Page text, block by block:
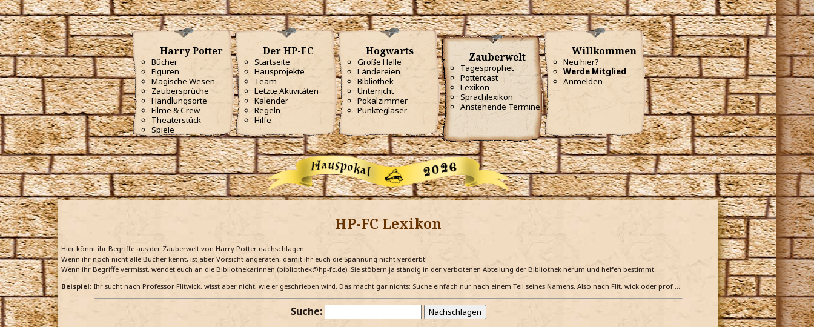
Harry Potter
Bücher
Figuren
Magische Wesen
Zaubersprüche
Handlungsorte
Filme & Crew
Theaterstück
Spiele
Der HP-FC
Startseite
Hausprojekte
Team
Letzte Aktivitäten
Kalender
Regeln
Hilfe
Hogwarts
Große Halle
Ländereien
Bibliothek
Unterricht
Pokalzimmer
Punktegläser
Zauberwelt
Tagesprophet
Pottercast
Lexikon
Sprachlexikon
Anstehende Termine
Willkommen
Neu hier?
Werde Mitglied
Anmelden
HP-FC Lexikon
Hier könnt ihr Begriffe aus der Zauberwelt von Harry Potter nachschlagen.
Wenn ihr noch nicht alle Bücher kennt, ist aber Vorsicht angeraten, damit ihr euch die Spannung nicht verderbt!
Wenn ihr Begriffe vermisst, wendet euch an die Bibliothekarinnen (bibliothek@hp-fc.de). Sie stöbern ja ständig in der verbotenen Abteilung der Bibliothek herum und helfen bestimmt.
Beispiel: Ihr sucht nach Professor Flitwick, wisst aber nicht, wie er geschrieben wird. Das macht gar nichts: Suche einfach nur nach einem Teil seines Namens. Also nach Flit, wick oder prof …
Suche: